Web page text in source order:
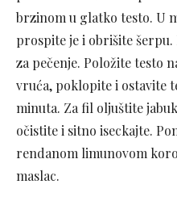
brzinom u glatko testo. U
prospite je i obrišite
za pečenje. Položite testo
vruća, poklopite i ostavite
minuta. Za fil oljuštite
očistite i sitno iseckajte.
rendanom limunovom
maslac.